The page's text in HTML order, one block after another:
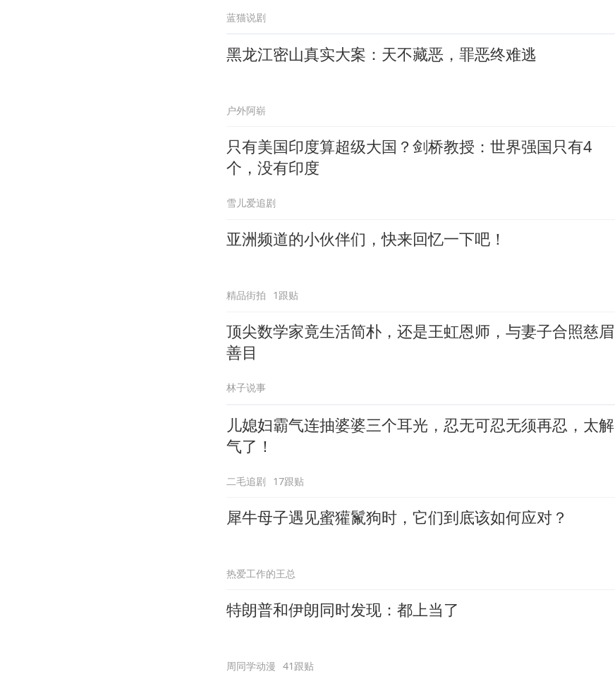
蓝猫说剧
黑龙江密山真实大案：天不藏恶，罪恶终难逃
户外阿崭
只有美国印度算超级大国？剑桥教授：世界强国只有4
个，没有印度
雪儿爱追剧
亚洲频道的小伙伴们，快来回忆一下吧！
精品街拍 1跟贴
顶尖数学家竟生活简朴，还是王虹恩师，与妻子合照慈眉
善目
林子说事
儿媳妇霸气连抽婆婆三个耳光，忍无可忍无须再忍，太解
气了！
二毛追剧 17跟贴
犀牛母子遇见蜜獾鬣狗时，它们到底该如何应对？
热爱工作的王总
特朗普和伊朗同时发现：都上当了
周同学动漫 41跟贴